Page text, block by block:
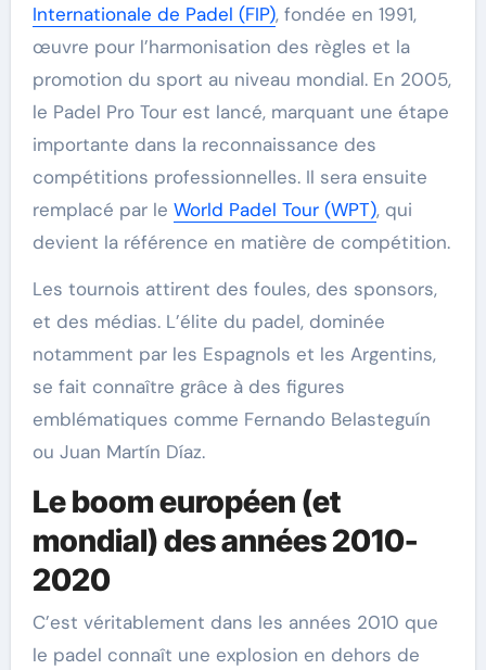
Internationale de Padel (FIP), fondée en 1991,
œuvre pour l’harmonisation des règles et la
promotion du sport au niveau mondial. En 2005,
le Padel Pro Tour est lancé, marquant une étape
importante dans la reconnaissance des
compétitions professionnelles. Il sera ensuite
remplacé par le World Padel Tour (WPT), qui
devient la référence en matière de compétition.
Les tournois attirent des foules, des sponsors,
et des médias. L’élite du padel, dominée
notamment par les Espagnols et les Argentins,
se fait connaître grâce à des figures
emblématiques comme Fernando Belasteguín
ou Juan Martín Díaz.
Le boom européen (et
mondial) des années 2010-
2020
C’est véritablement dans les années 2010 que
le padel connaît une explosion en dehors de